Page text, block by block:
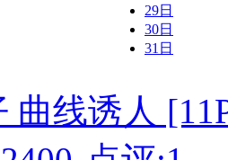
29日
30日
31日
曲线诱人